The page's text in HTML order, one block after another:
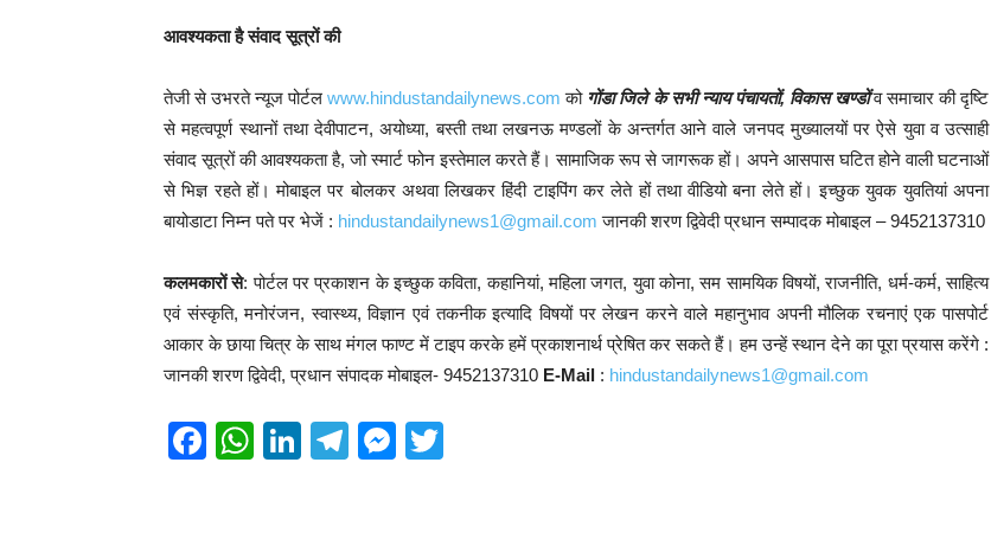
आवश्यकता है संवाद सूत्रों की
तेजी से उभरते न्यूज पोर्टलwww.hindustandailynews.com को गोंडा जिले के सभी न्याय पंचायतों, विकास खण्डों व समाचार की दृष्टि
से महत्वपूर्ण स्थानों तथा देवीपाटन, अयोध्या, बस्ती तथा लखनऊ मण्डलों के अन्तर्गत आने वाले जनपद मुख्यालयों पर ऐसे युवा व उत्साही
संवाद सूत्रों की आवश्यकता है, जो स्मार्ट फोन इस्तेमाल करते हैं। सामाजिक रूप से जागरूक हों। अपने आसपास घटित होने वाली घटनाओं
से भिज्ञ रहते हों। मोबाइल पर बोलकर अथवा लिखकर हिंदी टाइपिंग कर लेते हों तथा वीडियो बना लेते हों। इच्छुक युवक युवतियां अपना
बायोडाटा निम्न पते पर भेजें : hindustandailynews1@gmail.com जानकी शरण द्विवेदी प्रधान सम्पादक मोबाइल – 9452137310
कलमकारों से: पोर्टल पर प्रकाशन के इच्छुक कविता, कहानियां, महिला जगत, युवा कोना, सम सामयिक विषयों, राजनीति, धर्म-कर्म, साहित्य
एवं संस्कृति, मनोरंजन, स्वास्थ्य, विज्ञान एवं तकनीक इत्यादि विषयों पर लेखन करने वाले महानुभाव अपनी मौलिक रचनाएं एक पासपोर्ट
आकार के छाया चित्र के साथ मंगल फाण्ट में टाइप करके हमें प्रकाशनार्थ प्रेषित कर सकते हैं। हम उन्हें स्थान देने का पूरा प्रयास करेंगे :
जानकी शरण द्विवेदी, प्रधान संपादक मोबाइल- 9452137310 E-Mail : hindustandailynews1@gmail.com
F
W
Li
T
M